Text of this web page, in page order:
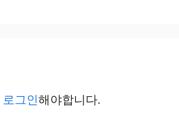
로그인해야합니다.